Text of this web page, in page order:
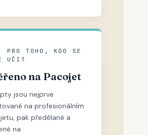
PRO TOHO, KDO SE
UČIT
na Pacojet
jsou nejprve
na profesionálním
pak předělané a
na